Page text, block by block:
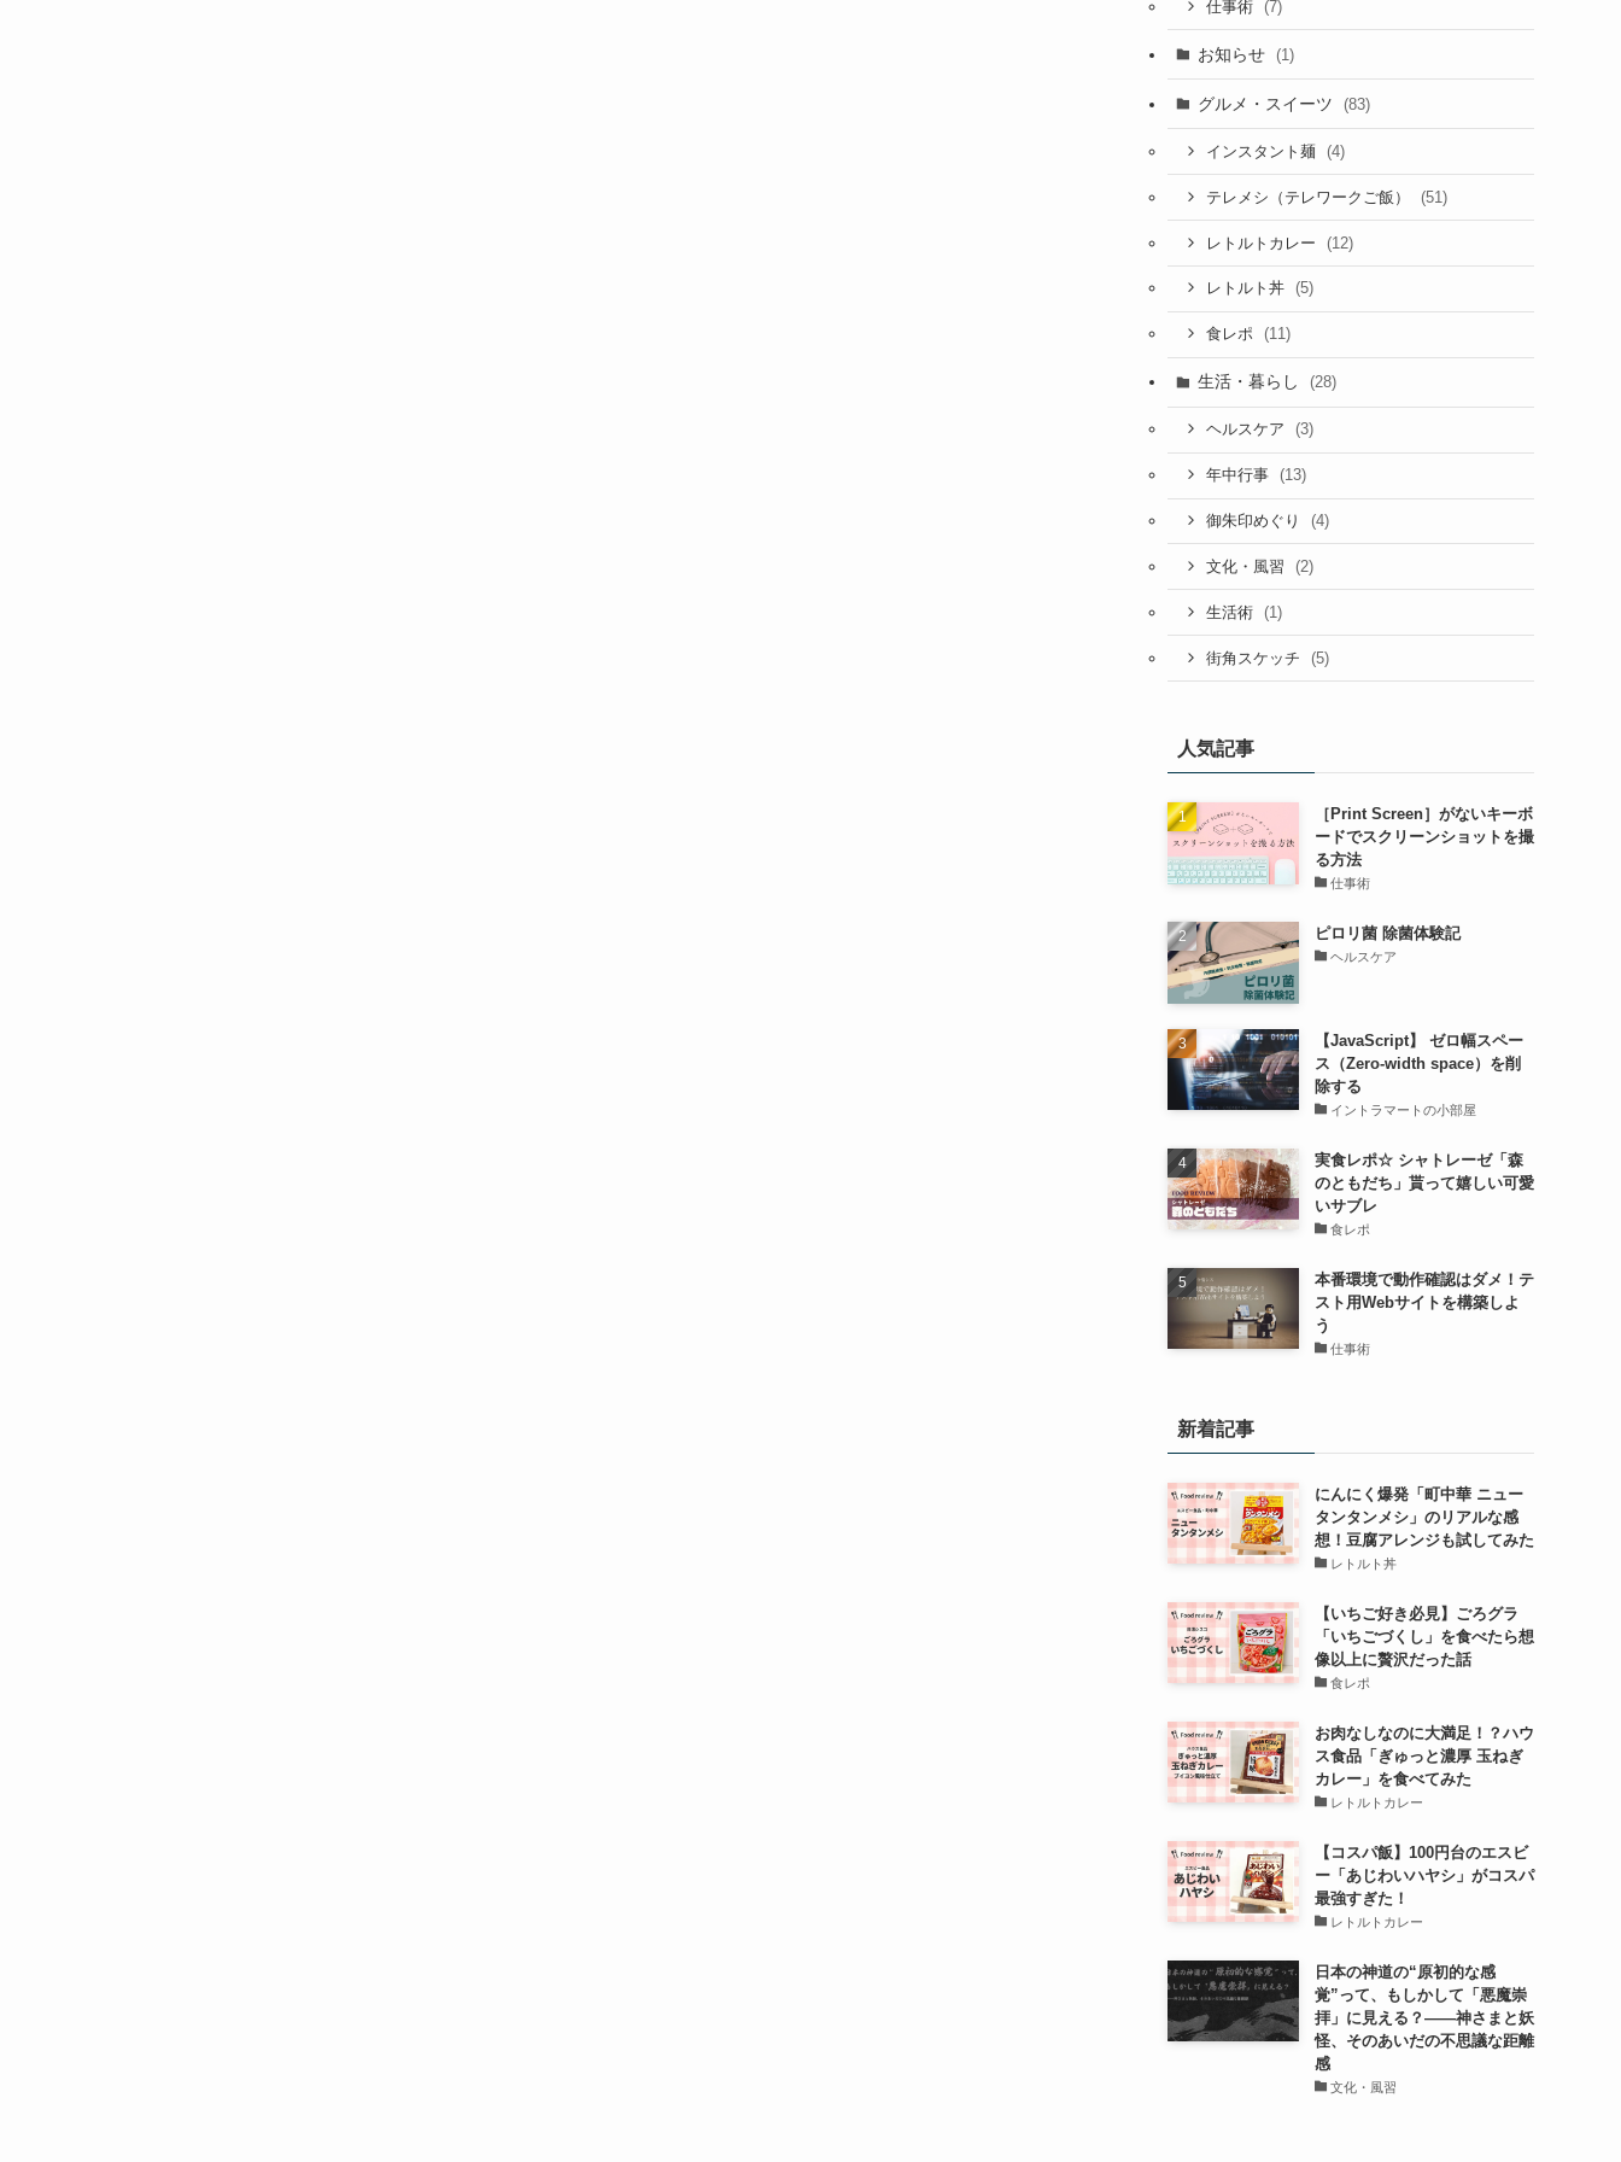
仕事術 (7)
お知らせ (1)
グルメ・スイーツ (83)
インスタント麺 (4)
テレメシ（テレワークご飯） (51)
レトルトカレー (12)
レトルト丼 (5)
食レポ (11)
生活・暮らし (28)
ヘルスケア (3)
年中行事 (13)
御朱印めぐり (4)
文化・風習 (2)
生活術 (1)
街角スケッチ (5)
人気記事
［Print Screen］がないキーボ
ードでスクリーンショットを撮
る方法
仕事術
ピロリ菌 除菌体験記
ヘルスケア
【JavaScript】 ゼロ幅スペー
ス（Zero-width space）を削
除する
イントラマートの小部屋
実食レポ☆ シャトレーゼ「森
のともだち」貰って嬉しい可愛
いサブレ
食レポ
本番環境で動作確認はダメ！テ
スト用Webサイトを構築しよ
う
仕事術
新着記事
にんにく爆発「町中華 ニュー
タンタンメシ」のリアルな感
想！豆腐アレンジも試してみた
レトルト丼
【いちご好き必見】ごろグラ
「いちごづくし」を食べたら想
像以上に贅沢だった話
食レポ
お肉なしなのに大満足！？ハウ
ス食品「ぎゅっと濃厚 玉ねぎ
カレー」を食べてみた
レトルトカレー
【コスパ飯】100円台のエスビ
ー「あじわいハヤシ」がコスパ
最強すぎた！
レトルトカレー
日本の神道の“原初的な感
覚”って、もしかして「悪魔崇
拝」に見える？――神さまと妖
怪、そのあいだの不思議な距離
感
文化・風習